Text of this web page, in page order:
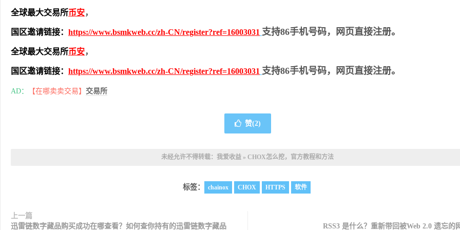
全球最大交易所币安，
国区邀请链接： https://www.bsmkweb.cc/zh-CN/register?ref=16003031 支持86手机号码，网页直接注册。
全球最大交易所币安，
国区邀请链接： https://www.bsmkweb.cc/zh-CN/register?ref=16003031 支持86手机号码，网页直接注册。
AD： 【在哪卖卖交易】 交易所
赞(2)
未经允许不得转载： 我爱收益 » CHOX怎么挖，官方教程和方法
标签： chainox CHOX HTTPS 软件
上一篇
迅雷链数字藏品购买成功在哪查看？如何查你持有的迅雷链数字藏品
RSS3 是什么？重新带回被Web 2.0 遗忘的